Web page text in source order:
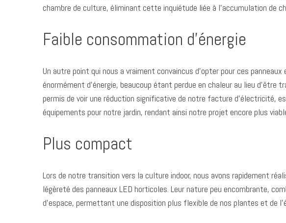
chambre de culture, éliminant cette inquiétude liée à l’accumulation de
Faible consommation d’énergie
Un autre point qui nous a vraiment convaincus d’opter pour ces
énormément d’énergie, beaucoup étant perdue en chaleur au lieu
permis de voir une réduction significative de notre facture d’électricité,
équipements pour notre jardin, rendant ainsi notre projet encore plus
Plus compact
Lors de notre transition vers la culture indoor, nous avons rapidement
légèreté des panneaux LED horticoles. Leur nature peu encombrante,
d’espace, permettant une disposition plus flexible de nos plantes et de